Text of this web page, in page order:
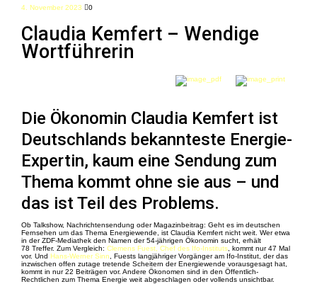
4. November 2023 0
Claudia Kemfert – Wendige
Wortführerin
Die Ökonomin Claudia Kemfert ist
Deutschlands bekannteste Energie-
Expertin, kaum eine Sendung zum
Thema kommt ohne sie aus – und
das ist Teil des Problems.
Ob Talkshow, ­Nachrichtensendung oder Magazinbeitrag: Geht es im deutschen
Fernsehen um das Thema Energiewende, ist Claudia Kemfert nicht weit. Wer etwa
in der ZDF-Mediathek den Namen der 54-jährigen Ökonomin sucht, erhält
78 Treffer. Zum Vergleich: Clemens Fuest, Chef des Ifo-Instituts , kommt nur 47 Mal
vor. Und Hans-Werner Sinn , Fuests langjähriger Vorgänger am Ifo-Institut, der das
inzwischen offen zutage tretende Scheitern der Energiewende vorausgesagt hat,
kommt in nur 22 Beiträgen vor. Andere Ökonomen sind in den Öffentlich-
Rechtlichen zum Thema Energie weit abgeschlagen oder vollends unsichtbar.